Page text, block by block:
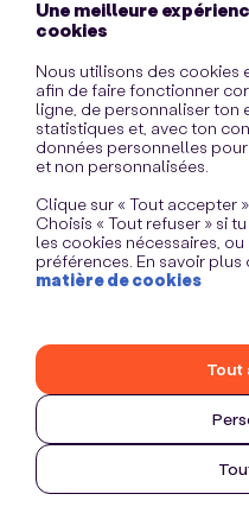
Une meilleure
cookies
Nous utilisons des cookies
afin de faire fonctionner
ligne, de personnaliser ton
statistiques et, avec ton
données personnelles
et non personnalisées.
Clique sur « Tout accepter
Choisis « Tout refuser » si
les cookies nécessaires,
préférences. En savoir plus
matière de cookies